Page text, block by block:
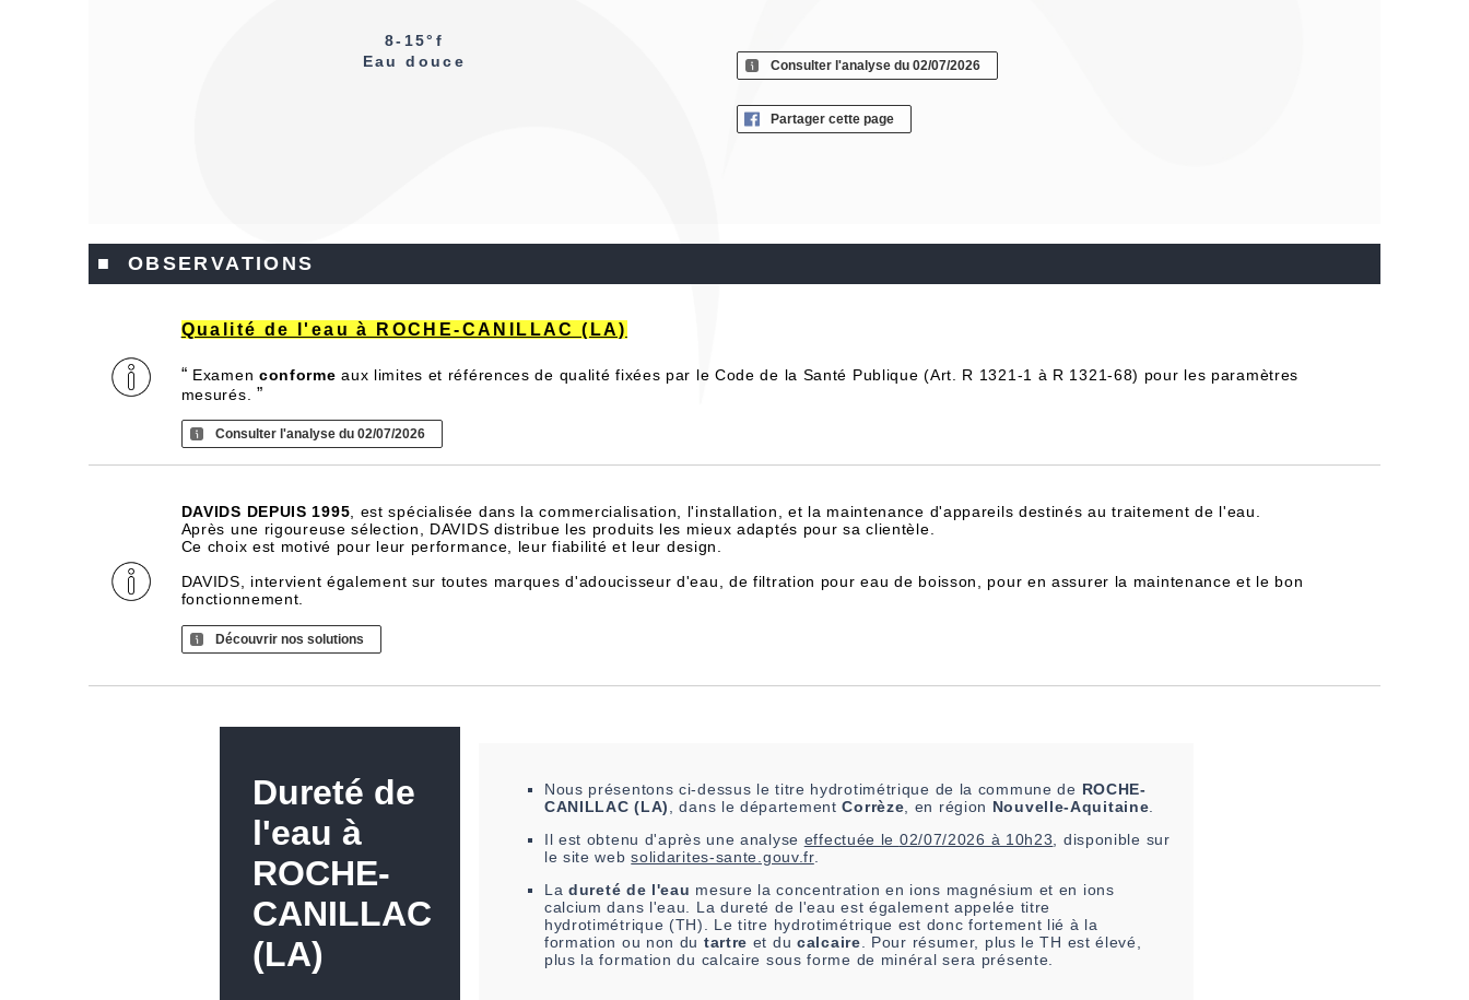
8-15°f
Eau douce
Consulter l'analyse du 02/07/2026
Partager cette page
■ OBSERVATIONS
Qualité de l'eau à ROCHE-CANILLAC (LA)
“ Examen conforme aux limites et références de qualité fixées par le Code de la Santé Publique (Art. R 1321-1 à R 1321-68) pour les paramètres
mesurés. ”
Consulter l'analyse du 02/07/2026
DAVIDS DEPUIS 1995 , est spécialisée dans la commercialisation, l'installation, et la maintenance d'appareils destinés au traitement de l'eau.
Après une rigoureuse sélection, DAVIDS distribue les produits les mieux adaptés pour sa clientèle.
Ce choix est motivé pour leur performance, leur fiabilité et leur design.
DAVIDS, intervient également sur toutes marques d'adoucisseur d'eau, de filtration pour eau de boisson, pour en assurer la maintenance et le bon
fonctionnement.
Découvrir nos solutions
Dureté de
l'eau à
ROCHE-
CANILLAC
(LA)
Nous présentons ci-dessus le titre hydrotimétrique de la commune de ROCHE-
CANILLAC (LA), dans le départementCorrèze, en région Nouvelle-Aquitaine.
Il est obtenu d'après une analyse effectuée le 02/07/2026 à 10h23, disponible sur
le site websolidarites-sante.gouv.fr.
La dureté de l'eau mesure la concentration en ions magnésium et en ions
calcium dans l'eau. La dureté de l'eau est également appelée titre
hydrotimétrique (TH). Le titre hydrotimétrique est donc fortement lié à la
formation ou non du tartre et du calcaire. Pour résumer, plus le TH est élevé,
plus la formation du calcaire sous forme de minéral sera présente.